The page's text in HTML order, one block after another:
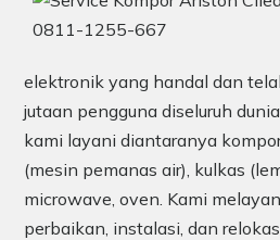
elektronik yang handal dan
jutaan pengguna diseluruh
kami layani diantaranya
(mesin pemanas air), kulkas
microwave, oven. Kami
perbaikan, instalasi, dan